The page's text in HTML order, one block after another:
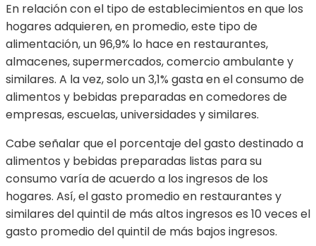
En relación con el tipo de establecimientos en que los
hogares adquieren, en promedio, este tipo de
alimentación, un 96,9% lo hace en restaurantes,
almacenes, supermercados, comercio ambulante y
similares. A la vez, solo un 3,1% gasta en el consumo de
alimentos y bebidas preparadas en comedores de
empresas, escuelas, universidades y similares.
Cabe señalar que el porcentaje del gasto destinado a
alimentos y bebidas preparadas listas para su
consumo varía de acuerdo a los ingresos de los
hogares. Así, el gasto promedio en restaurantes y
similares del quintil de más altos ingresos es 10 veces el
gasto promedio del quintil de más bajos ingresos.